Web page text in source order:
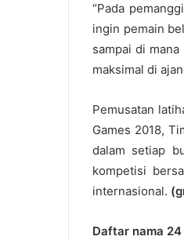
“Pada
ingin pemain
sampai di
maksimal di
Pemusatan
Games 2018,
dalam setiap
kompetisi
internasional.
Daftar nama